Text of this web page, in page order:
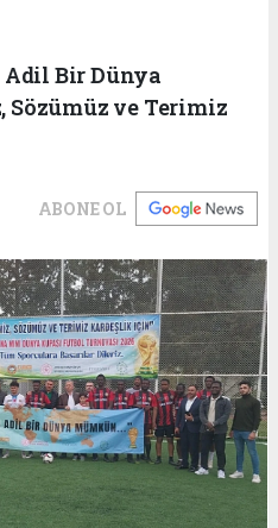
Adil Bir Dünya
Sözümüz ve Terimiz
ABONE OL